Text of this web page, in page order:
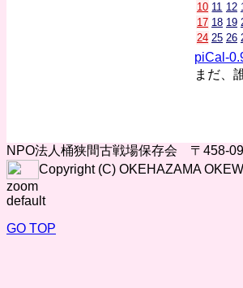
10 11 12
17 18 19
24 25 26
piCal-
まだ、
NPO法人桶狭間古戦場保存会 〒458-
Copyright (C) OKEHAZAMA
zoom
default
GO TOP